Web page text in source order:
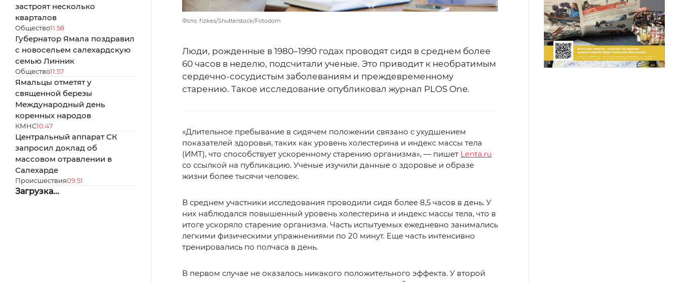
застроят несколько
кварталов
Общество11:58
Губернатор Ямала поздравил
с новосельем салехардскую
семью Линник
Общество11:57
Ямальцы отметят у
священной березы
Международный день
коренных народов
КМНС10:47
Центральный аппарат СК
запросил доклад об
массовом отравлении в
Салехарде
Происшествия09:51
Загрузка...
Фото: fizkes/Shutterstock/Fotodom
Люди, рожденные в 1980–1990 годах проводят сидя в среднем более
60 часов в неделю, подсчитали ученые. Это приводит к необратимым
сердечно-сосудистым заболеваниям и преждевременному
старению. Такое исследование опубликовал журнал PLOS One.
«Длительное пребывание в сидячем положении связано с ухудшением
показателей здоровья, таких как уровень холестерина и индекс массы тела
(ИМТ), что способствует ускоренному старению организма», — пишет Lenta.ru
со ссылкой на публикацию. Ученые изучили данные о здоровье и образе
жизни более тысячи человек.
В среднем участники исследования проводили сидя более 8,5 часов в день. У
них наблюдался повышенный уровень холестерина и индекс массы тела, что в
итоге ускоряло старение организма. Часть испытуемых ежедневно занимались
легкими физическими упражнениями по 20 минут. Еще часть интенсивно
тренировались по полчаса в день.
В первом случае не оказалось никакого положительного эффекта. У второй